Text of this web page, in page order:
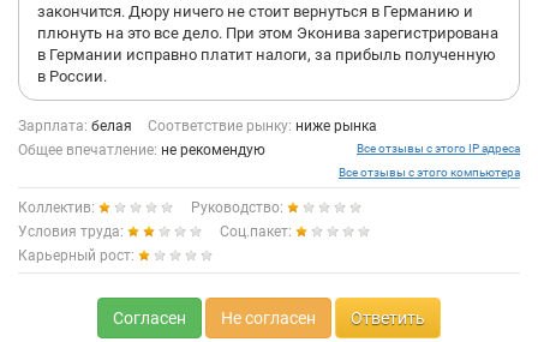
закончится. Дюру ничего не стоит вернуться в Германию и
плюнуть на это все дело. При этом Эконива зарегистрирована
в Германии исправно платит налоги, за прибыль полученную
в России.
Зарплата: белая Соответствие рынку: ниже рынка
Общее впечатление: не рекомендую
Все отзывы с этого IP адреса
Все отзывы с этого компьютера
Коллектив:
Руководство:
Условия труда:
Соц.пакет:
Карьерный рост:
Согласен Не согласен Ответить